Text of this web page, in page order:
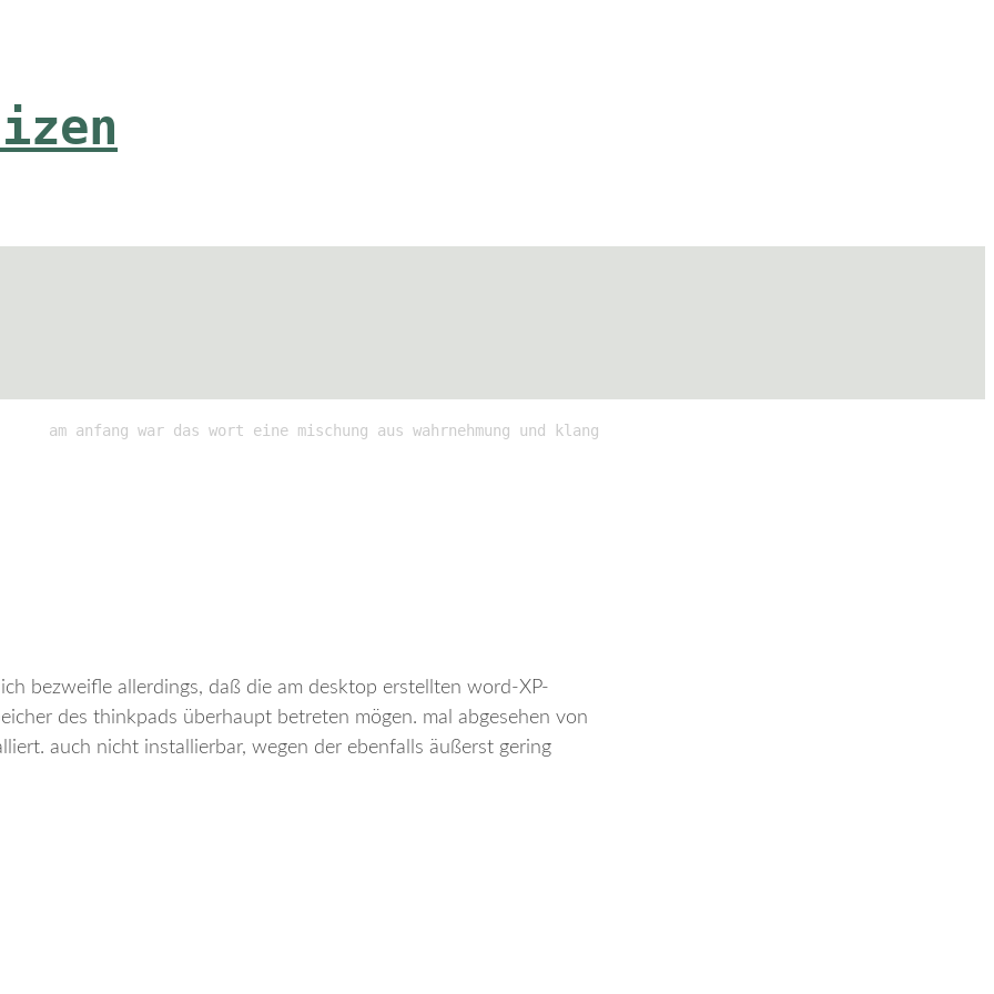
am anfang war das wort eine mischung aus wahrnehmung und klang
bezweifle allerdings, daß die am desktop erstellten word-XP-
des thinkpads überhaupt betreten mögen. mal abgesehen von
auch nicht installierbar, wegen der ebenfalls äußerst gering